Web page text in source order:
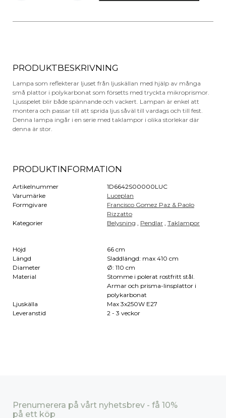
PRODUKTBESKRIVNING
Lampa som reflekterar ljuset från ljuskällan med hjälp av många
små plattor i polykarbonat som försetts med tryckta mikroprismor.
Ljusspelet blir både spännande och vackert. Lampan är enkel att
montera och passar till att sprida ljus såväl till vardags och till fest.
Denna lampa ingår i en serie med taklampor i olika storlekar där
denna är stor.
PRODUKTINFORMATION
Artikelnummer
1D6642S00000LUC
Varumärke
Luceplan
Formgivare
Francisco Gomez Paz & Paolo
Rizzatto
Kategorier
Belysning , Pendlar ,Taklampor
Höjd
66 cm
Längd
Sladdlängd: max 410 cm
Diameter
Ø: 110 cm
Material
Stomme i polerat rostfritt stål.
Armar och prisma-linsplattor i
polykarbonat
Ljuskälla
Max 3x250W E27
Leveranstid
2 - 3 veckor
Prenumerera på vårt nyhetsbrev - få 10%
på ett köp